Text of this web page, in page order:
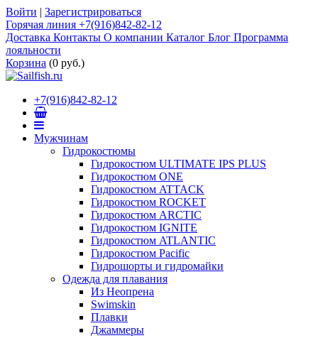
Войти | Зарегистрироваться
Горячая линия +7(916)842-82-12
Доставка Контакты О компании Каталог Блог Программа
лояльности
Корзина (0 руб.)
+7(916)842-82-12
Мужчинам
Гидрокостюмы
Гидрокостюм ULTIMATE IPS PLUS
Гидрокостюм ONE
Гидрокостюм ATTACK
Гидрокостюм ROCKET
Гидрокостюм ARCTIC
Гидрокостюм IGNITE
Гидрокостюм ATLANTIC
Гидрокостюм Pacific
Гидрошорты и гидромайки
Одежда для плавания
Из Неопрена
Swimskin
Плавки
Джаммеры